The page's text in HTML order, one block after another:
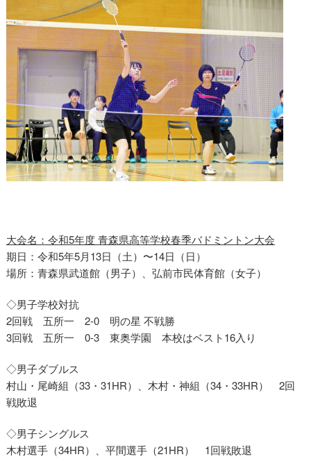
大会名：令和5年度 青森県高等学校春季バドミントン大会
期日：令和5年5月13日（土）〜14日（日）
場所：青森県武道館（男子）、弘前市民体育館（女子）
◇男子学校対抗
2回戦 五所一 2-0 明の星 不戦勝
3回戦 五所一 0-3 東奥学園 本校はベスト16入り
◇男子ダブルス
村山・尾崎組（33・31HR）、木村・神組（34・33HR） 2回
戦敗退
◇男子シングルス
木村選手（34HR）、平間選手（21HR） 1回戦敗退